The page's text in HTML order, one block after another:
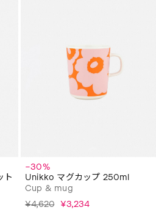
ト
−30%
Unikko マグカップ 250ml
Cup & mug
¥4,620 ¥3,234